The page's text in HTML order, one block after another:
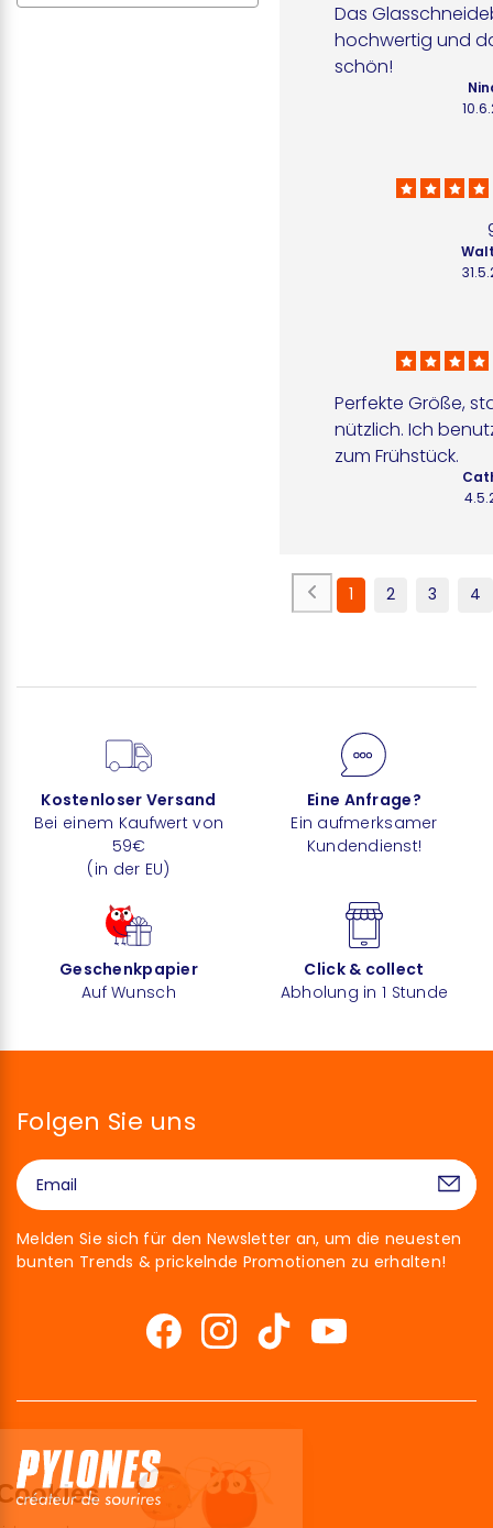
Das
hochwertig und
schön!
Perfekte Größe,
nützlich. Ich
zum Frühstück.
1 2 3 4
Kostenloser Versand
Bei einem Kaufwert von
59€
(in der EU)
Eine Anfrage?
Ein aufmerksamer
Kundendienst!
Geschenkpapier
Auf Wunsch
Click & collect
Abholung in 1 Stunde
Folgen Sie uns
Melden Sie sich für den Newsletter an, um die neuesten
bunten Trends & prickelnde Promotionen zu erhalten!
Hallo!
Wir sind die Cookies